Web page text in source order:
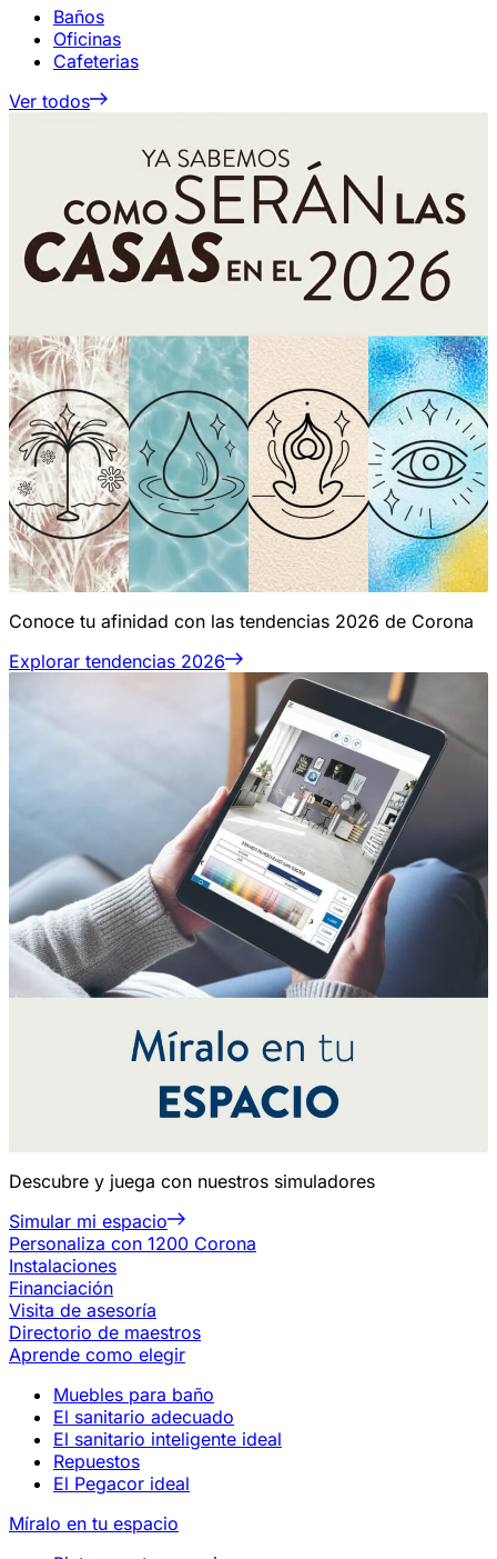
Baños
Oficinas
Cafeterias
Ver todos
Conoce tu afinidad con las tendencias 2026 de Corona
Explorar tendencias 2026
Descubre y juega con nuestros simuladores
Simular mi espacio
Personaliza con 1200 Corona
Instalaciones
Financiación
Visita de asesoría
Directorio de maestros
Aprende como elegir
Muebles para baño
El sanitario adecuado
El sanitario inteligente ideal
Repuestos
El Pegacor ideal
Míralo en tu espacio